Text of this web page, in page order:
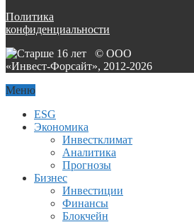
Политика
конфиденциальности
© ООО
«Инвест-Форсайт», 2012-2026
Меню
ESG
Экономика
Инвестклимат
Аналитика
Прогнозы
Бизнес
Инвестиции
Финансы
Блокчейн